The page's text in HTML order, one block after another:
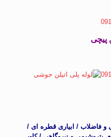
پیچی
و فاضلاب / ابیاری قطره ای /